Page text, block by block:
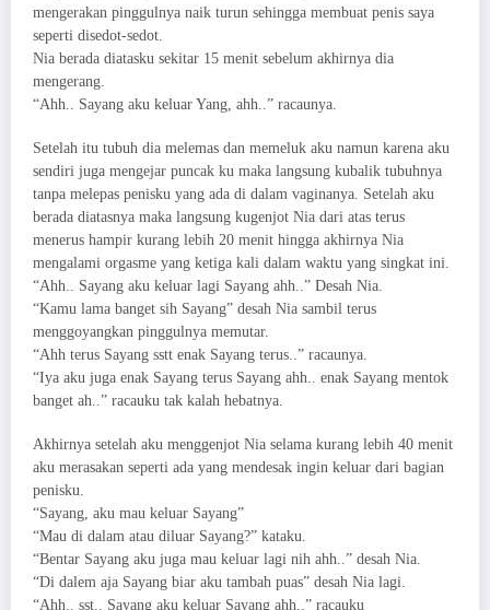
mengerakan pinggulnya naik turun sehingga membuat penis saya
seperti disedot-sedot.
Nia berada diatasku sekitar 15 menit sebelum akhirnya dia
mengerang.
“Ahh.. Sayang aku keluar Yang, ahh..” racaunya.
Setelah itu tubuh dia melemas dan memeluk aku namun karena aku
sendiri juga mengejar puncak ku maka langsung kubalik tubuhnya
tanpa melepas penisku yang ada di dalam vaginanya. Setelah aku
berada diatasnya maka langsung kugenjot Nia dari atas terus
menerus hampir kurang lebih 20 menit hingga akhirnya Nia
mengalami orgasme yang ketiga kali dalam waktu yang singkat ini.
“Ahh.. Sayang aku keluar lagi Sayang ahh..” Desah Nia.
“Kamu lama banget sih Sayang” desah Nia sambil terus
menggoyangkan pinggulnya memutar.
“Ahh terus Sayang sstt enak Sayang terus..” racaunya.
“Iya aku juga enak Sayang terus Sayang ahh.. enak Sayang mentok
banget ah..” racauku tak kalah hebatnya.
Akhirnya setelah aku menggenjot Nia selama kurang lebih 40 menit
aku merasakan seperti ada yang mendesak ingin keluar dari bagian
penisku.
“Sayang, aku mau keluar Sayang”
“Mau di dalam atau diluar Sayang?” kataku.
“Bentar Sayang aku juga mau keluar lagi nih ahh..” desah Nia.
“Di dalem aja Sayang biar aku tambah puas” desah Nia lagi.
“Ahh.. sst.. Sayang aku keluar Sayang ahh..” racauku